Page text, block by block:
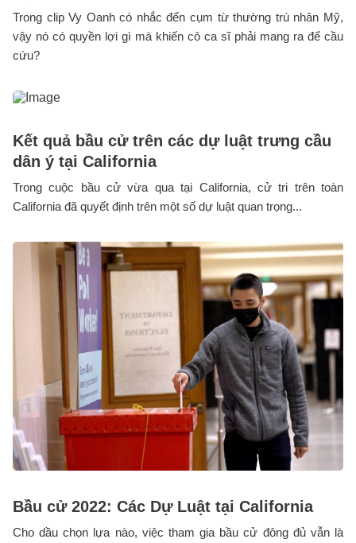
Trong clip Vy Oanh có nhắc đến cụm từ thường trú nhân Mỹ,
vậy nó có quyền lợi gì mà khiến cô ca sĩ phải mang ra để cầu
cứu?
Kết quả bầu cử trên các dự luật trưng cầu
dân ý tại California
Trong cuộc bầu cử vừa qua tại California, cử tri trên toàn
California đã quyết định trên một số dự luật quan trọng...
Bầu cử 2022: Các Dự Luật tại California
Cho dầu chọn lựa nào, việc tham gia bầu cử đông đủ vẫn là